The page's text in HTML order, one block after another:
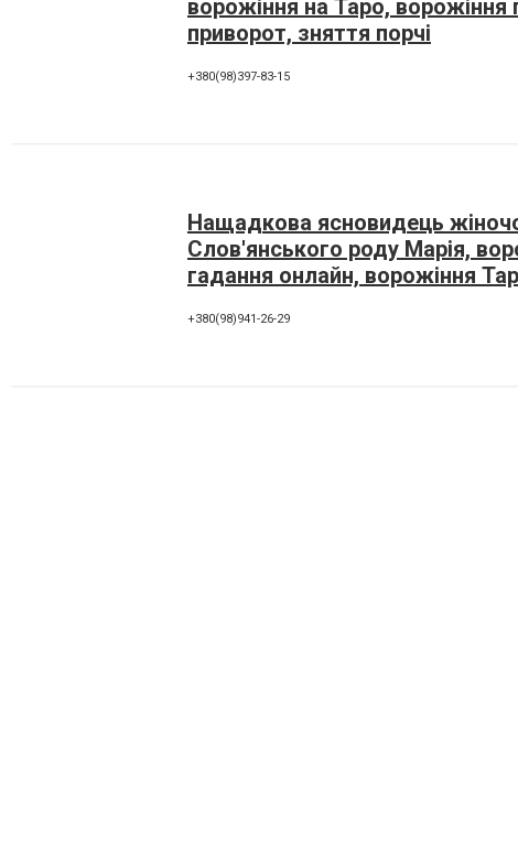
ворожіння на Таро, ворожіння
приворот, зняття порчі
+380(98)397-83-15
Нащадкова ясновидець
Слов'янського роду Марія,
гадання онлайн, ворожіння
+380(98)941-26-29